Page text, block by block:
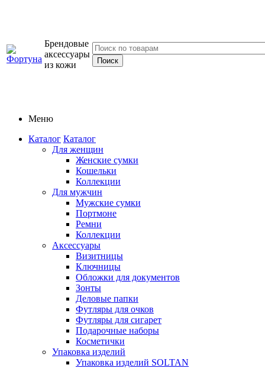
Брендовые
аксессуары
из кожи
Меню
Каталог Каталог
Для женщин
Женские сумки
Кошельки
Коллекции
Для мужчин
Мужские сумки
Портмоне
Ремни
Коллекции
Аксессуары
Визитницы
Ключницы
Обложки для документов
Зонты
Деловые папки
Футляры для очков
Футляры для сигарет
Подарочные наборы
Косметички
Упаковка изделий
Упаковка изделий SOLTAN